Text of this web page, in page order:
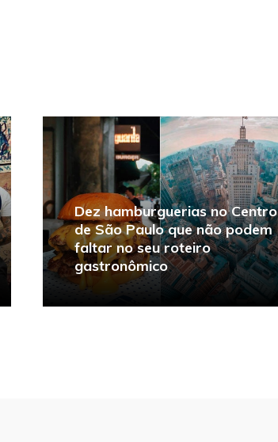
Dez hamburguerias no Centro
de São Paulo que não podem
faltar no seu roteiro
gastronômico